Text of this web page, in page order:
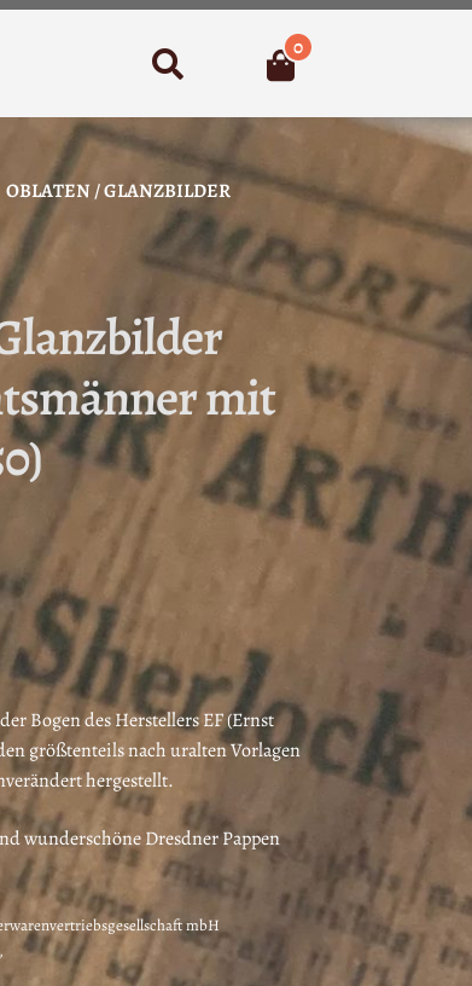
Suchen 0
OBLATEN / GLANZBILDER
mit
Bogen des Herstellers EF (Ernst
größtenteils nach uralten Vorlagen
hergestellt.
wunderschöne Dresdner Pappen
mbH